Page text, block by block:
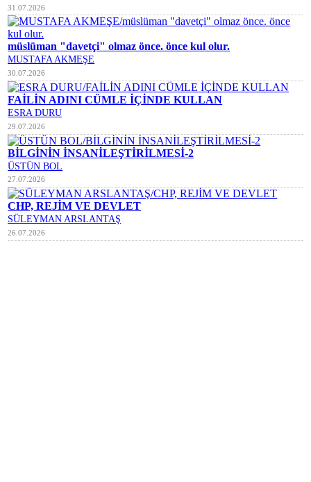
31.07.2026
müslüman "davetçi" olmaz önce. önce kul olur.
MUSTAFA AKMEŞE
30.07.2026
FAİLİN ADINI CÜMLE İÇİNDE KULLAN
ESRA DURU
29.07.2026
BİLGİNİN İNSANİLEŞTİRİLMESİ-2
ÜSTÜN BOL
27.07.2026
CHP, REJİM VE DEVLET
SÜLEYMAN ARSLANTAŞ
26.07.2026